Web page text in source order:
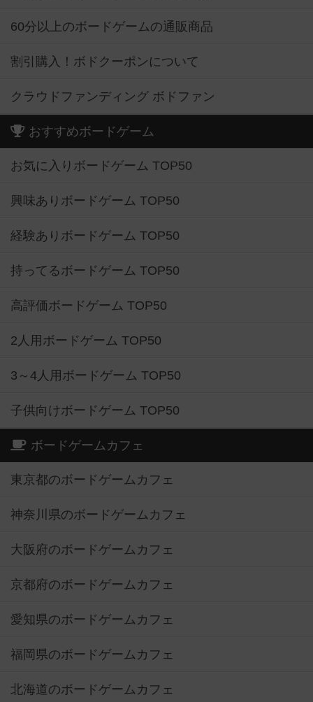
60分以上のボードゲームの通販商品
割引購入！ボドクーポンについて
クラウドファンディング ボドファン
おすすめボードゲーム
お気に入りボードゲーム TOP50
興味ありボードゲーム TOP50
経験ありボードゲーム TOP50
持ってるボードゲーム TOP50
高評価ボードゲーム TOP50
2人用ボードゲーム TOP50
3～4人用ボードゲーム TOP50
子供向けボードゲーム TOP50
ボードゲームカフェ
東京都のボードゲームカフェ
神奈川県のボードゲームカフェ
大阪府のボードゲームカフェ
京都府のボードゲームカフェ
愛知県のボードゲームカフェ
福岡県のボードゲームカフェ
北海道のボードゲームカフェ